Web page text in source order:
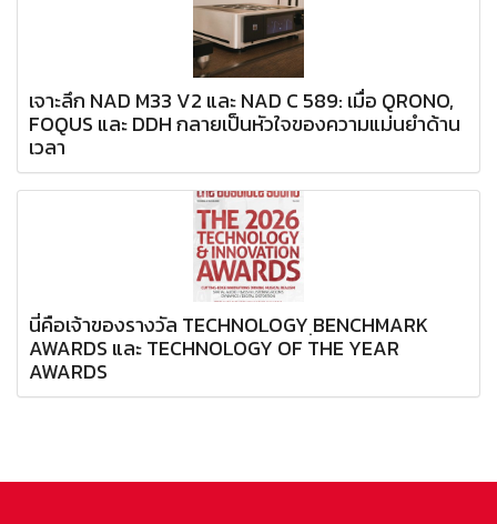
เจาะลึก NAD M33 V2 และ NAD C 589: เมื่อ QRONO,
FOQUS และ DDH กลายเป็นหัวใจของความแม่นยำด้าน
เวลา
นี่คือเจ้าของรางวัล TECHNOLOGY ฺBENCHMARK
AWARDS และ TECHNOLOGY OF THE YEAR
AWARDS